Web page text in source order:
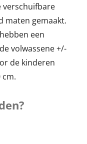
verschuifbare
maten gemaakt.
een
volwassene +/-
de kinderen
cm.